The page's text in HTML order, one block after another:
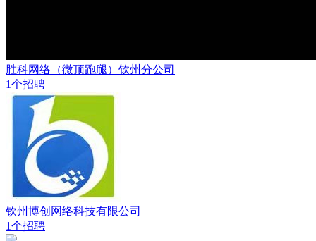
胜科网络（微顶跑腿）钦州分公司
1个招聘
钦州博创网络科技有限公司
1个招聘